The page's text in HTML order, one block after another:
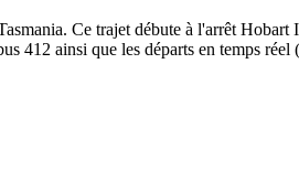
Ce trajet débute à l'arrêt
412 ainsi que les départs en temps